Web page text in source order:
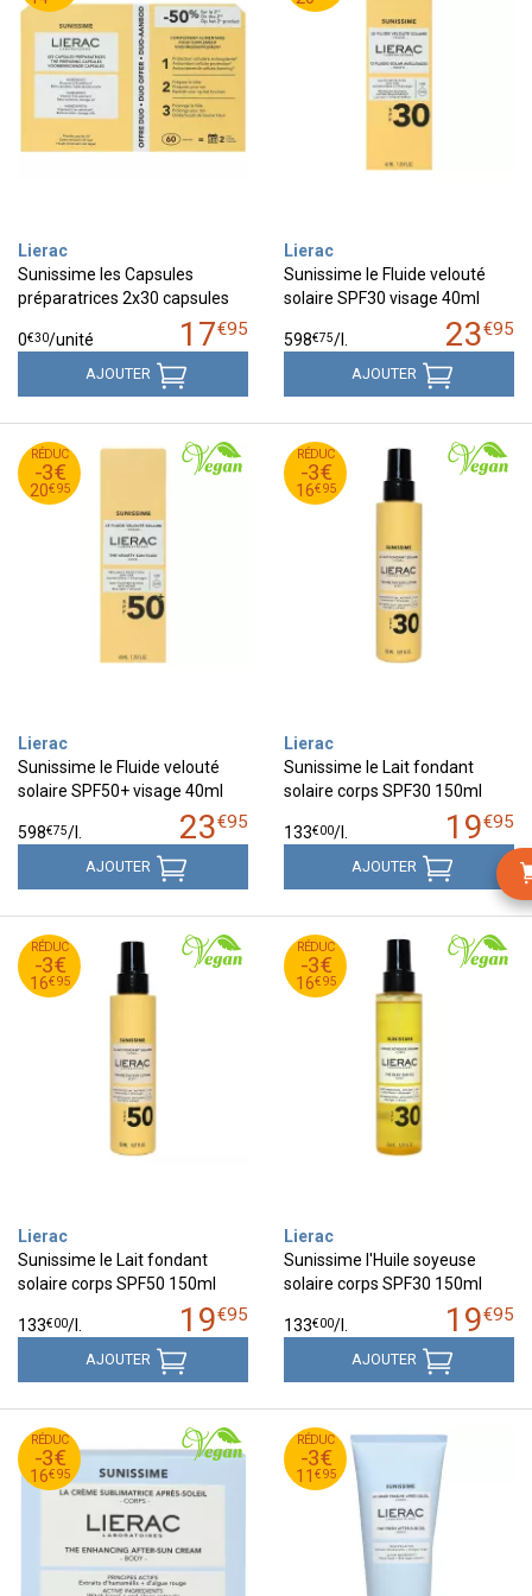
Lierac
Sunissime les Capsules
préparatrices 2x30 capsules
17€95
0€30/unité
AJOUTER
Lierac
Sunissime le Fluide velouté
solaire SPF30 visage 40ml
23€95
598€75/
AJOUTER
RÉDUC
-3€
20€95
23
€
95
20
€
95
Lierac
Sunissime le Fluide velouté
solaire SPF50+ visage 40ml
23€95
598€75/
AJOUTER
RÉDUC
-3€
16€95
19
€
95
16
€
95
Lierac
Sunissime le Lait fondant
solaire corps SPF30 150ml
19€95
133€00/
AJOUTER
RÉDUC
-3€
16€95
19
€
95
16
€
95
Lierac
Sunissime le Lait fondant
solaire corps SPF50 150ml
19€95
133€00/
AJOUTER
RÉDUC
-3€
16€95
19
€
95
16
€
95
Lierac
Sunissime l'Huile soyeuse
solaire corps SPF30 150ml
19€95
133€00/
AJOUTER
RÉDUC
-3€
16€95
19
€
95
16
€
95
RÉDUC
-3€
11 €95
14
€
95
11
€
95